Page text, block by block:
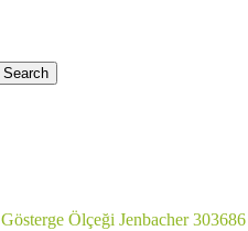
Gösterge Ölçeği Jenbacher